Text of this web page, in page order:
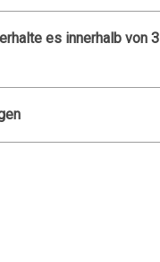
es innerhalb von 3